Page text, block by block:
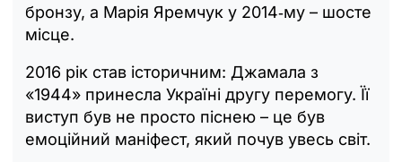
бронзу, а Марія Яремчук у 2014‑му – шосте
місце.
2016 рік став історичним: Джамала з
«1944» принесла Україні другу перемогу. Її
виступ був не просто піснею – це був
емоційний маніфест, який почув увесь світ.